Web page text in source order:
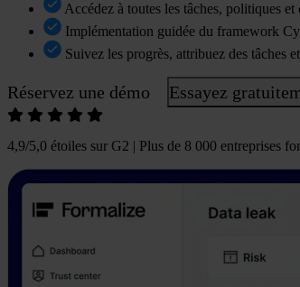
Accédez à toutes les tâches, politiques
Implémentation guidée du framework
Suivez les progrès, attribuez des tâches
Réservez une démo Essayez
4,9/5,0 étoiles sur G2 | Plus de 8 000 entreprises